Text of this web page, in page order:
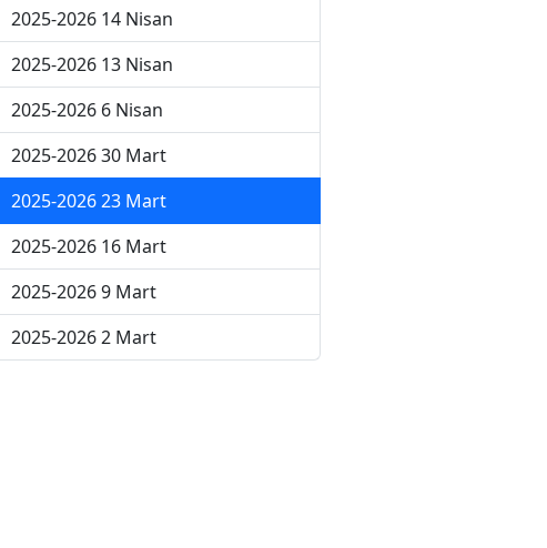
2025-2026 14 Nisan
2025-2026 13 Nisan
2025-2026 6 Nisan
2025-2026 30 Mart
2025-2026 23 Mart
2025-2026 16 Mart
2025-2026 9 Mart
2025-2026 2 Mart